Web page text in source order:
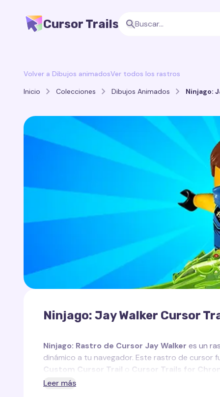
Cursor Trails
Volver a Dibujos animadosVer todos los rastros
Inicio
Colecciones Dibujos Animados Ninjago:
Ninjago: Jay Walker Cursor
Ninjago: Rastro de Cursor Jay Walker es un
dinámico a tu navegador. Este rastro de cursor
Custom Cursor Trail o Cursor Trails for
Leer más